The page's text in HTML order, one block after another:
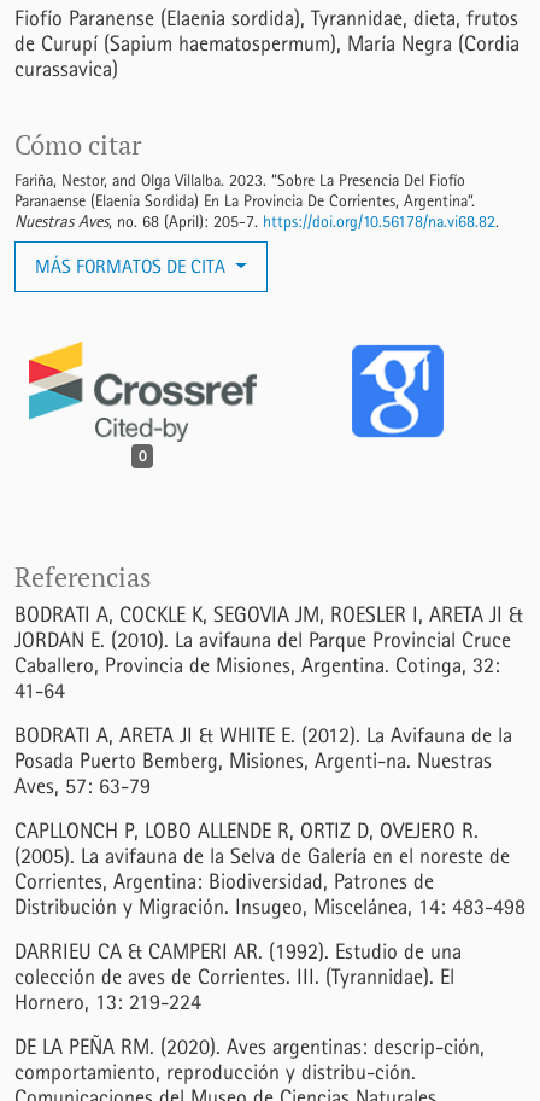
Fiofío Paranense (Elaenia sordida) Tyrannidae dieta frutos
de Curupí (Sapium haematospermum) María Negra (Cordia
curassavica)
Cómo citar
Fariña, Nestor, and Olga Villalba. 2023. “Sobre La Presencia Del Fiofío
Paranaense (Elaenia Sordida) En La Provincia De Corrientes, Argentina”.
Nuestras Aves, no. 68 (April): 205-7. https://doi.org/10.56178/na.vi68.82.
MÁS FORMATOS DE CITA
0
Referencias
BODRATI A, COCKLE K, SEGOVIA JM, ROESLER I, ARETA JI &
JORDAN E. (2010). La avifauna del Parque Provincial Cruce
Caballero, Provincia de Misiones, Argentina. Cotinga, 32:
41-64
BODRATI A, ARETA JI & WHITE E. (2012). La Avifauna de la
Posada Puerto Bemberg, Misiones, Argenti-na. Nuestras
Aves, 57: 63-79
CAPLLONCH P, LOBO ALLENDE R, ORTIZ D, OVEJERO R.
(2005). La avifauna de la Selva de Galería en el noreste de
Corrientes, Argentina: Biodiversidad, Patrones de
Distribución y Migración. Insugeo, Miscelánea, 14: 483-498
DARRIEU CA & CAMPERI AR. (1992). Estudio de una
colección de aves de Corrientes. III. (Tyrannidae). El
Hornero, 13: 219-224
DE LA PEÑA RM. (2020). Aves argentinas: descrip-ción,
comportamiento, reproducción y distribu-ción.